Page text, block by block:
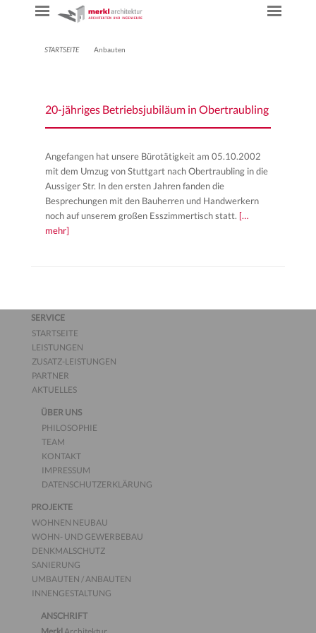
STARTSEITE Anbauten
20-jähriges Betriebsjubiläum in Obertraubling
Angefangen hat unsere Bürotätigkeit am 05.10.2002
mit dem Umzug von Stuttgart nach Obertraubling in die
Aussiger Str. In den ersten Jahren fanden die
Besprechungen mit den Bauherren und Handwerkern
noch auf unserem großen Esszimmertisch statt. […
mehr]
SERVICE
STARTSEITE
LEISTUNGEN
ZUSATZ-LEISTUNGEN
PARTNER
AKTUELLES
ÜBER UNS
PHILOSOPHIE
TEAM
KONTAKT
IMPRESSUM
DATENSCHUTZERKLÄRUNG
PROJEKTE
WOHNEN NEUBAU
WOHN- UND GEWERBEBAU
DENKMALSCHUTZ
SANIERUNG
UMBAUTEN / ANBAUTEN
INNENGESTALTUNG
ANSCHRIFT